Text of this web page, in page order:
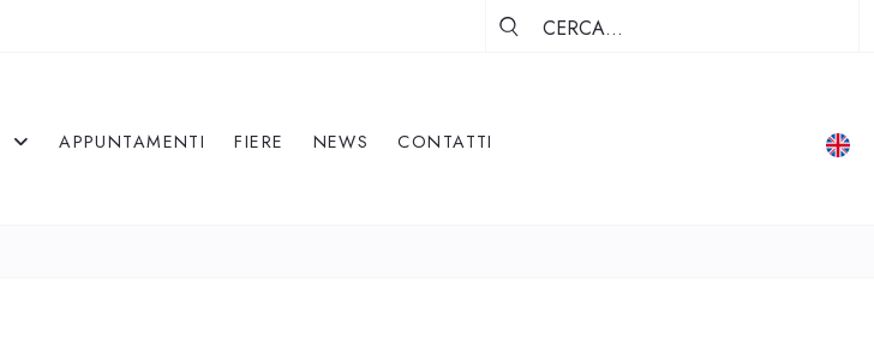
APPUNTAMENTI FIERE NEWS CONTATTI